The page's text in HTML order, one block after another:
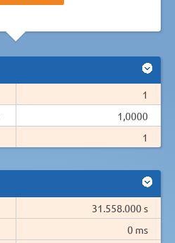
1
1,0000
1
31.558.000 s
0 ms